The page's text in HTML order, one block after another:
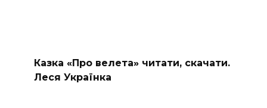
Казка «Про велета» читати, скачати.
Леся Українка